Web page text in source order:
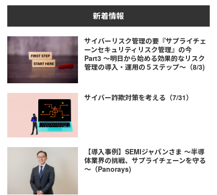
新着情報
サイバーリスク管理の要『サプライチェ
ーンセキュリティリスク管理』の今
Part3 ～明日から始める効果的なリスク
管理の導入・運用の５ステップ～（8/3)
サイバー詐欺対策を考える（7/31）
【導入事例】SEMIジャパンさま ～半導
体業界の挑戦、サプライチェーンを守る
～（Panorays)